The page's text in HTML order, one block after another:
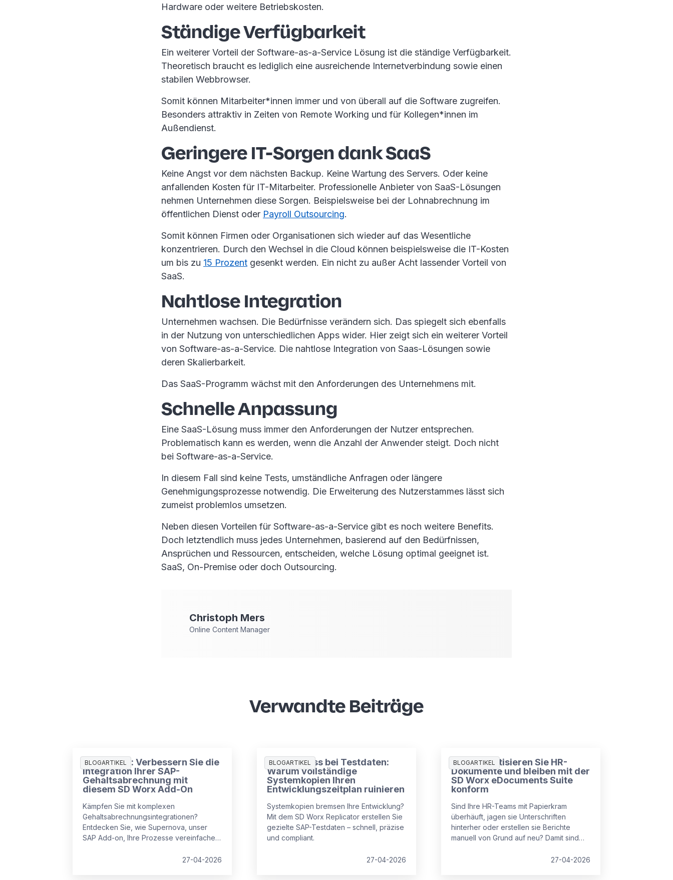
Hardware oder weitere Betriebskosten.
Ständige Verfügbarkeit
Ein weiterer Vorteil der Software-as-a-Service Lösung ist die ständige Verfügbarkeit.
Theoretisch braucht es lediglich eine ausreichende Internetverbindung sowie einen
stabilen Webbrowser.
Somit können Mitarbeiter*innen immer und von überall auf die Software zugreifen.
Besonders attraktiv in Zeiten von Remote Working und für Kollegen*innen im
Außendienst.
Geringere IT-Sorgen dank SaaS
Keine Angst vor dem nächsten Backup. Keine Wartung des Servers. Oder keine
anfallenden Kosten für IT-Mitarbeiter. Professionelle Anbieter von SaaS-Lösungen
nehmen Unternehmen diese Sorgen. Beispielsweise bei der Lohnabrechnung im
öffentlichen Dienst oder Payroll Outsourcing.
Somit können Firmen oder Organisationen sich wieder auf das Wesentliche
konzentrieren. Durch den Wechsel in die Cloud können beispielsweise die IT-Kosten
um bis zu 15 Prozent gesenkt werden. Ein nicht zu außer Acht lassender Vorteil von
SaaS.
Nahtlose Integration
Unternehmen wachsen. Die Bedürfnisse verändern sich. Das spiegelt sich ebenfalls
in der Nutzung von unterschiedlichen Apps wider. Hier zeigt sich ein weiterer Vorteil
von Software-as-a-Service. Die nahtlose Integration von Saas-Lösungen sowie
deren Skalierbarkeit.
Das SaaS-Programm wächst mit den Anforderungen des Unternehmens mit.
Schnelle Anpassung
Eine SaaS-Lösung muss immer den Anforderungen der Nutzer entsprechen.
Problematisch kann es werden, wenn die Anzahl der Anwender steigt. Doch nicht
bei Software-as-a-Service.
In diesem Fall sind keine Tests, umständliche Anfragen oder längere
Genehmigungsprozesse notwendig. Die Erweiterung des Nutzerstammes lässt sich
zumeist problemlos umsetzen.
Neben diesen Vorteilen für Software-as-a-Service gibt es noch weitere Benefits.
Doch letztendlich muss jedes Unternehmen, basierend auf den Bedürfnissen,
Ansprüchen und Ressourcen, entscheiden, welche Lösung optimal geeignet ist.
SaaS, On-Premise oder doch Outsourcing.
Christoph Mers
Online Content Manager
Verwandte Beiträge
BLOGARTIKEL
Supernova: Verbessern Sie die
Integration Ihrer SAP-
Gehaltsabrechnung mit
diesem SD Worx Add-On
Kämpfen Sie mit komplexen
Gehaltsabrechnungsintegrationen?
Entdecken Sie, wie Supernova, unser
SAP Add-on, Ihre Prozesse vereinfachen
entwickelt, um Ihre SAP SuccessFactors
27-04-2026
BLOGARTIKEL
Der Engpass bei Testdaten:
Warum vollständige
Systemkopien Ihren
Entwicklungszeitplan ruinieren
Systemkopien bremsen Ihre Entwicklung?
Mit dem SD Worx Replicator erstellen Sie
gezielte SAP-Testdaten – schnell, präzise
und compliant.
27-04-2026
BLOGARTIKEL
So automatisieren Sie HR-
Dokumente und bleiben mit der
SD Worx eDocuments Suite
konform
Sind Ihre HR-Teams mit Papierkram
überhäuft, jagen sie Unterschriften
hinterher oder erstellen sie Berichte
manuell von Grund auf neu? Damit sind
stecken in veralteten Prozessen fest, die
27-04-2026